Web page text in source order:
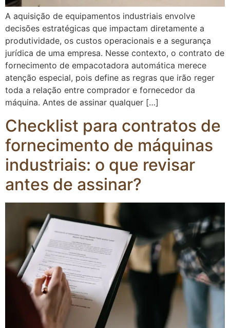
A aquisição de equipamentos industriais envolve
decisões estratégicas que impactam diretamente a
produtividade, os custos operacionais e a segurança
jurídica de uma empresa. Nesse contexto, o contrato de
fornecimento de empacotadora automática merece
atenção especial, pois define as regras que irão reger
toda a relação entre comprador e fornecedor da
máquina. Antes de assinar qualquer […]
Checklist para contratos de
fornecimento de máquinas
industriais: o que revisar
antes de assinar?